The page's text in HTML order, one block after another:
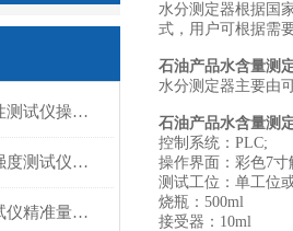
人工血管整体水渗漏性测试仪操作中最容易出错的步骤
人工血管反复穿刺后强度测试仪是什么？透析患者的“生命管“质量靠它把关！
注射针针尖刺穿力测试仪精准量化针尖锋利度，构筑临床安全防线
水分测定器根据国
式，用户可根据需
石油产品水含量测
水分测定器主要由
石油产品水含量测
控制系统：PLC;
操作界面：彩色7
测试工位：单工位
烧瓶：500ml
接受器：10ml